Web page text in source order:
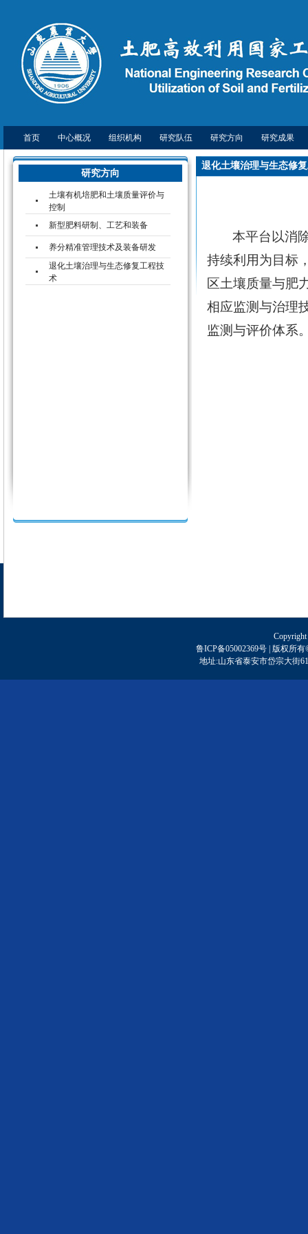
首页 中心概况 组织机构 研究队伍 研究方向 研究成果
研究方向
土壤有机培肥和土壤质量评价与
控制
新型肥料研制、工艺和装备
养分精准管理技术及装备研发
退化土壤治理与生态修复工程技
术
退化土壤治理与生态修
本平台以消
持续利用为目标
区土壤质量与肥
相应监测与治理
监测与评价体系
鲁ICP备05002369号 | 版权所
地址:山东省泰安市岱宗大街61